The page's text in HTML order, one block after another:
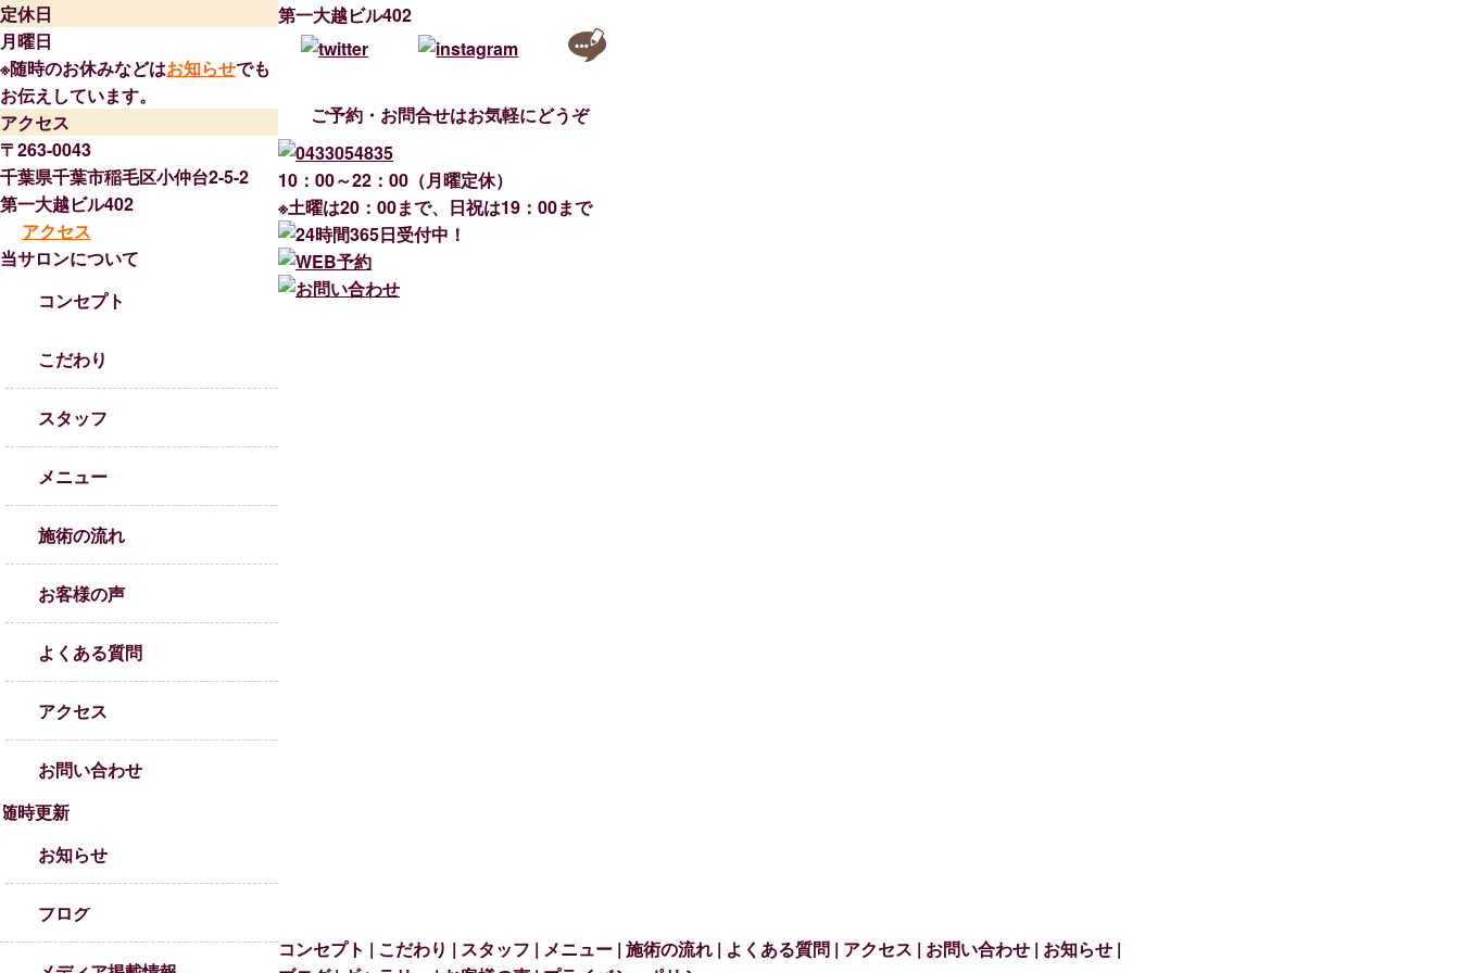
定休日
月曜日
※随時のお休みなどはお知らせでも
お伝えしています。
アクセス
〒263-0043
千葉県千葉市稲毛区小仲台2-5-2
第一大越ビル402
アクセス
当サロンについて
コンセプト
こだわり
スタッフ
メニュー
施術の流れ
お客様の声
よくある質問
アクセス
お問い合わせ
随時更新
お知らせ
ブログ
第一大越ビル402
ご予約・お問合せはお気軽にどうぞ
10：00～22：00（月曜定休）
※土曜は20：00まで、日祝は19：00まで
コンセプト こだわり スタッフ メニュー 施術の流れ よくある質問 アクセス お問い合わせ お知らせ